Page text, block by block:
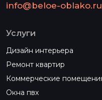
info@beloe-oblako.ru
Услуги
Дизайн интерьера
Ремонт квартир
Коммерческие
Окна пвх